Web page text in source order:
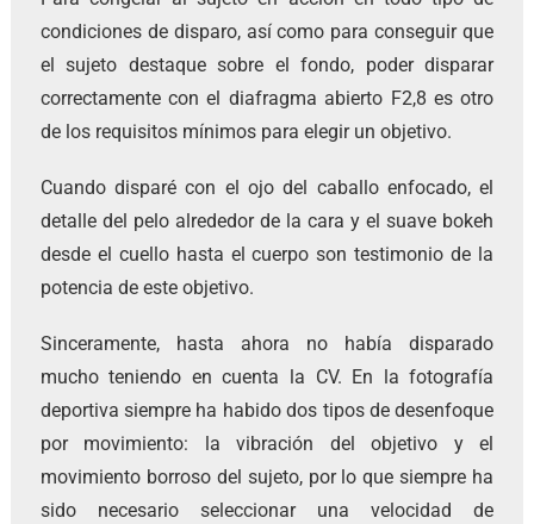
condiciones de disparo, así como para conseguir que
el sujeto destaque sobre el fondo, poder disparar
correctamente con el diafragma abierto F2,8 es otro
de los requisitos mínimos para elegir un objetivo.
Cuando disparé con el ojo del caballo enfocado, el
detalle del pelo alrededor de la cara y el suave bokeh
desde el cuello hasta el cuerpo son testimonio de la
potencia de este objetivo.
Sinceramente, hasta ahora no había disparado
mucho teniendo en cuenta la CV. En la fotografía
deportiva siempre ha habido dos tipos de desenfoque
por movimiento: la vibración del objetivo y el
movimiento borroso del sujeto, por lo que siempre ha
sido necesario seleccionar una velocidad de